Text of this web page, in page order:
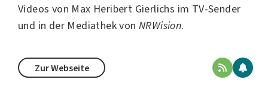
Videos von Max Heribert Gierlichs im TV-Sender
und in der Mediathek von NRWision.
Zur Webseite